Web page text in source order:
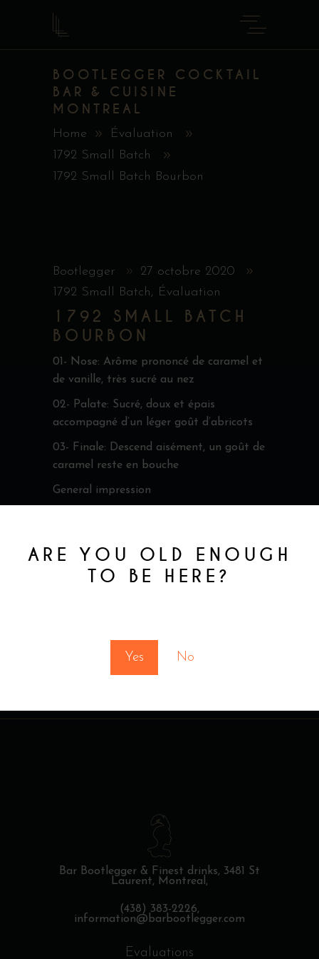
ARE YOU OLD ENOUGH
TO BE HERE?
Yes No
BOOTLEGGER COCKTAIL
BAR & CUISINE
MONTREAL
Home
Évaluation
1792 Small Batch
1792 Small Batch Bourbon
Bootlegger
27 octobre 2020
1792 Small Batch, Évaluation
1792 SMALL BATCH
BOURBON
01- Nose: Arôme prononcé de caramel et
de vanille, très sucré au nez
02- Palate: Sucré, doux et épais
accompagné d’un léger goût d’abricots
03- Finale: Descend aisément, un goût de
caramel reste en bouche
General impression
Bar Bootlegger & Finest drinks, 3481 St
Laurent, Montreal,
(438) 383-2226,
information@barbootlegger.com
Evaluations